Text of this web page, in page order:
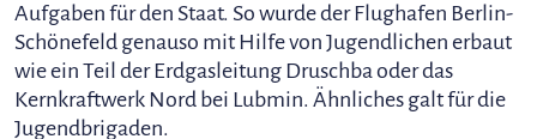
Aufgaben für den Staat. So wurde der Flughafen Berlin-
Schönefeld genauso mit Hilfe von Jugendlichen erbaut
wie ein Teil der Erdgasleitung Druschba oder das
Kernkraftwerk Nord bei Lubmin. Ähnliches galt für die
Jugendbrigaden.